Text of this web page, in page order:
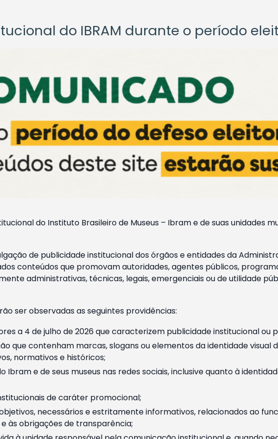
do IBRAM durante o período
do Instituto Brasileiro de Museus – Ibram e de suas unidades
de publicidade institucional dos órgãos e entidades da
conteúdos que promovam autoridades, agentes públicos,
administrativas, técnicas, legais, emergenciais ou de utilidade
ser observadas as seguintes providências:
a 4 de julho de 2026 que caracterizem publicidade institucional ou
que contenham marcas, slogans ou elementos da identidade visual
normativos e históricos;
e de seus museus nas redes sociais, inclusive quanto à
de caráter promocional;
necessários e estritamente informativos, relacionados ao
às obrigações de transparência;